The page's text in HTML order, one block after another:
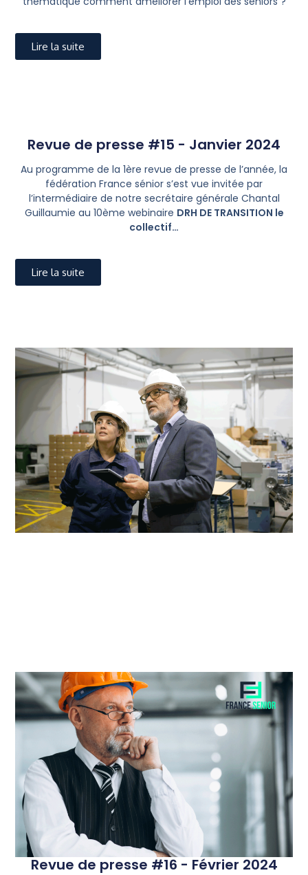
Lire la suite
Revue de presse #15 - Janvier 2024
Au programme de la 1ère revue de presse de l’année, la
fédération France sénior s’est vue invitée par
l’intermédiaire de notre secrétaire générale Chantal
Guillaumie au 10ème webinaire DRH DE TRANSITION le
collectif…
Lire la suite
Revue de presse #16 - Février 2024